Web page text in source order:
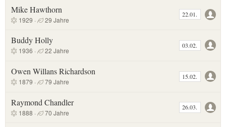
Mike Hawthorn
1929 · 29 Jahre
22.01.
Buddy Holly
1936 · 22 Jahre
03.02.
Owen Willans Richardson
1879 · 79 Jahre
15.02.
Raymond Chandler
1888 · 70 Jahre
26.03.